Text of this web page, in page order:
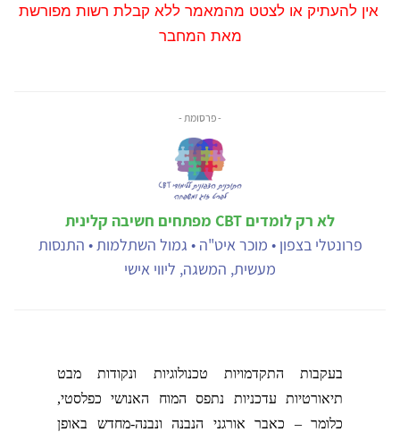
איןלהעתיק אולצטט מהמאמרללא קבלת רשות מפורשת
מאת המחבר
- פרסומת -
לא רק לומדים CBT מפתחים חשיבה קלינית
פרונטלי בצפון • מוכר איט"ה • גמול השתלמות • התנסות
מעשית, המשגה, ליווי אישי
בעקבות התקדמויות טכנולוגיות ונקודות מבט
תיאורטיות עדכניות נתפס המוח האנושי כפלסטי,
כלומר – כאבר אורגני הנבנה ונבנה-מחדש באופן